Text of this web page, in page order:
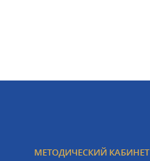
МЕТОДИЧЕСКИЙ КАБИНЕТ